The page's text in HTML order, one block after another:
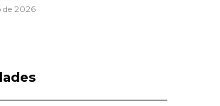
de 2026